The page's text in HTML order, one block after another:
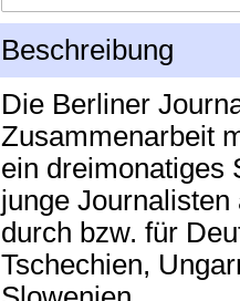
Beschreibung
Die Berliner
Zusammenarbeit
ein dreimonatiges
junge
durch bzw. für
Tschechien,